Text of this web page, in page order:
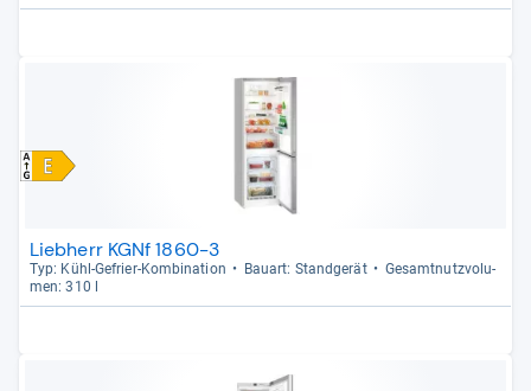
Liebherr KGNf 1860-3
Typ: Kühl-​Gefrier-​Kom­bi­na­tion Bau­art: Stand­ge­rät
Gesamt­nutz­vo­lu­
men: 310 l